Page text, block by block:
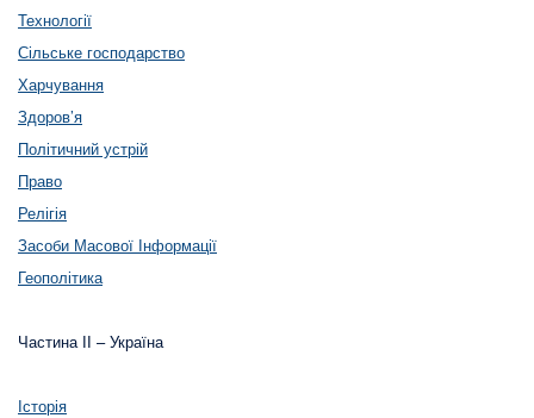
Технології
Сільське господарство
Харчування
Здоров’я
Політичний устрій
Право
Релігія
Засоби Масової Інформації
Геополітика
Частина ІІ – Україна
Історія